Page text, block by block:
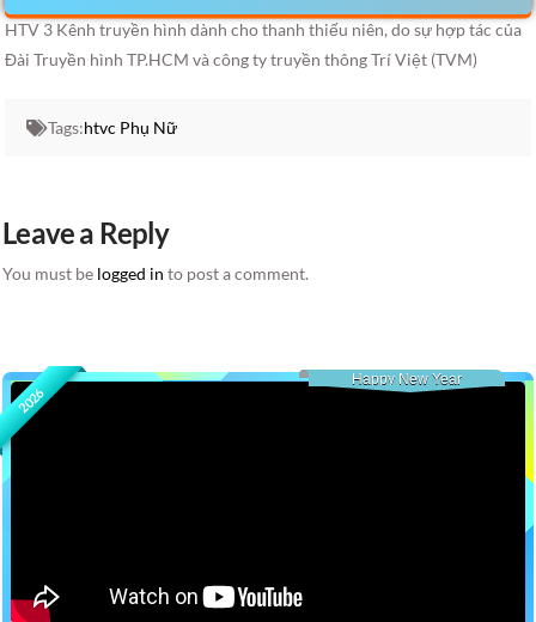
HTV 3 Kênh truyền hình dành cho thanh thiếu niên, do sự hợp tác của
Đài Truyền hình TP.HCM và công ty truyền thông Trí Việt (TVM)
Tags:htvc Phụ Nữ
Leave a Reply
You must be logged in to post a comment.
2026
Happy New Year